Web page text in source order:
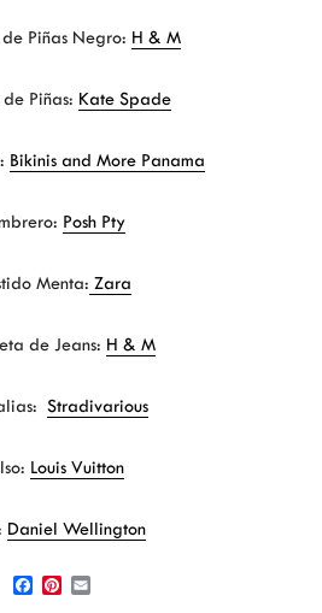
Piñas Negro: H & M
Piñas: Kate Spade
Bikinis and More Panama
Posh Pty
Menta: Zara
de Jeans: H & M
Stradivarious
Louis Vuitton
Daniel Wellington